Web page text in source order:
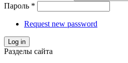
Пароль *
Request new password
Log in
Разделы сайта